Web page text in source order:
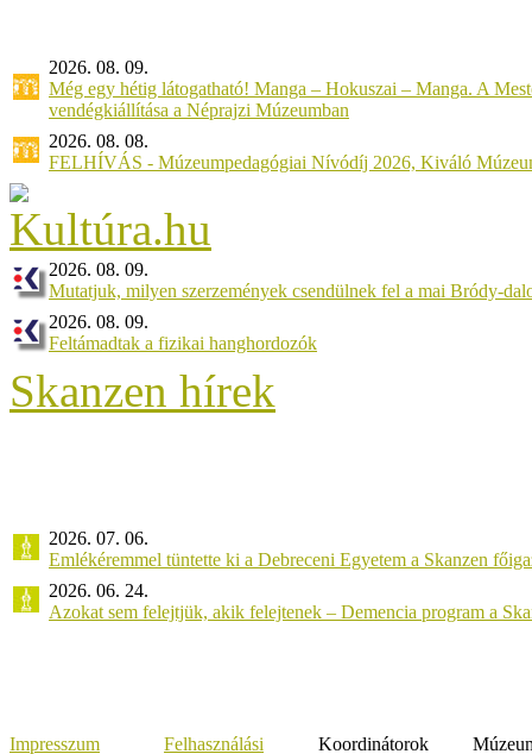
2026. 08. 09.
Még egy hétig látogatható! Manga – Hokuszai – Manga. A
vendégkiállítása a Néprajzi Múzeumban
2026. 08. 08.
FELHÍVÁS - Múzeumpedagógiai Nívódíj 2026, Kiváló
2026. 08. 09.
Mutatjuk, milyen szerzemények csendülnek fel a mai Bródy-
2026. 08. 09.
Feltámadtak a fizikai hanghordozók
Skanzen hírek
2026. 07. 06.
Emlékéremmel tüntette ki a Debreceni Egyetem a Skanzen
2026. 06. 24.
Azokat sem felejtjük, akik felejtenek – Demencia program a
Impresszum
Felhasználási
Koordinátorok